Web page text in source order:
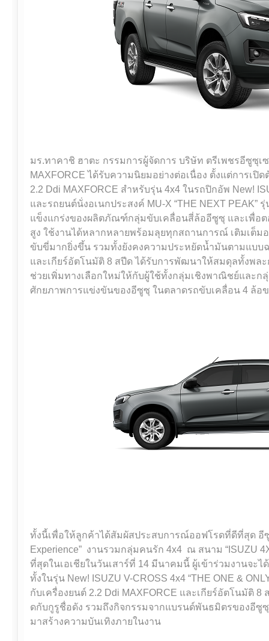
มร.ทาคาชิ ฮาตะ กรรมการผู้จัดการ บริษัท ตรีเพชรอีซูซุเซ
MAXFORCE ได้รับความนิยมอย่างต่อเนื่อง ตั้งแต่การเปิ
2.2 Ddi MAXFORCE สำหรับรุ่น 4x4 ในรถปิกอัพ New!
และรถยนต์นั่งอเนกประสงค์ MU-X “THE NEXT PEAK”
แข็งแกร่งของผลิตภัณฑ์กลุ่มขับเคลื่อนสี่ล้ออีซูซุ และเพื่อ
สูง ใช้งานได้หลากหลายพร้อมลุยทุกสถานการณ์ เติมเต็
ขับขี่มากยิ่งขึ้น รวมทั้งยังคงความประหยัดน้ำมันตามแบบ
และเกียร์อัตโนมัติ 8 สปีด ได้รับการพัฒนาให้สมดุลทั้งพล
ช่วยเพิ่มทางเลือกใหม่ให้กับผู้ใช้ทั้งกลุ่มเชิงพาณิชย์และก
ศักยภาพการแข่งขันของอีซูซุ ในตลาดรถขับเคลื่อน 4 ล้อข
ทั้งนี้เพื่อให้ลูกค้าได้สัมผัสประสบการณ์ออฟโรดที่ดีที่สุด อีซู
Experience” งานรวมกลุ่มคนรัก 4x4 ณ สนาม “ISUZU
ที่สุดในเอเชียในวันเสาร์ที่ 14 มีนาคมนี้ ผู้เข้าร่วมงานจะ
ทั้งในรุ่น New! ISUZU V-CROSS 4x4 “THE ONE &
กับเครื่องยนต์ 2.2 Ddi MAXFORCE และเกียร์อัตโนมัติ
ดกับกูรูชื่อดัง รวมถึงกิจกรรมจากแบรนด์พันธมิตรของอีซู
มาสร้างความบันเทิงภายในงาน